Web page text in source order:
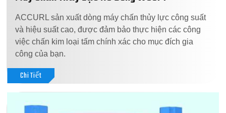
ACCURL sản xuất dòng máy chấn thủy lực công suất
và hiệu suất cao, được đảm bảo thực hiện các công
việc chấn kim loại tấm chính xác cho mục đích gia
công của bạn.
Chi Tiết